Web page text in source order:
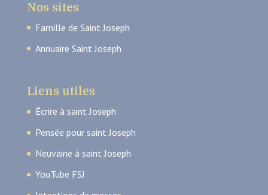
Nos sites
Famille de Saint Joseph
Annuaire Saint Joseph
Liens utiles
Écrire à saint Joseph
Pensée pour saint Joseph
Neuvaine à saint Joseph
YouTube FSJ